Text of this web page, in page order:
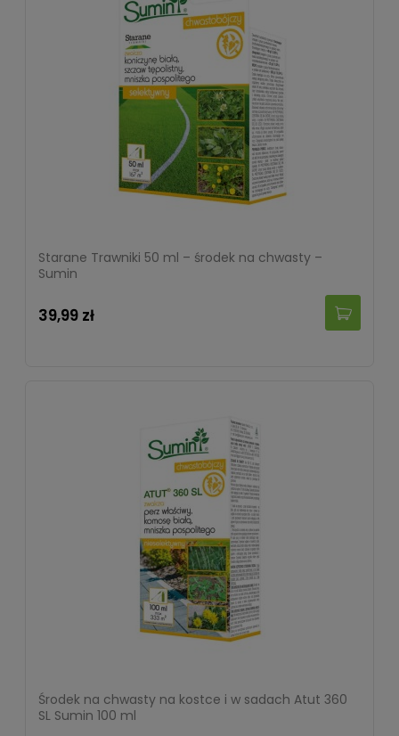
Starane Trawniki 50 ml – środek na chwasty –
Sumin
39,99 zł
Środek na chwasty na kostce i w sadach Atut 360
SL Sumin 100 ml